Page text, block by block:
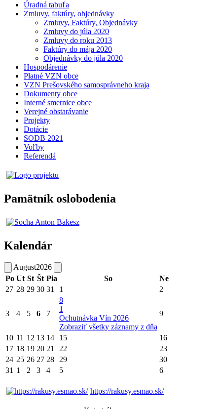
Úradná tabuľa
Zmluvy, faktúry, objednávky
Zmluvy, Faktúry, Objednávky
Zmluvy do júla 2020
Zmluvy do roku 2013
Faktúry do mája 2020
Objednávky do júla 2020
Hospodárenie
Platné VZN obce
VZN Prešovského samosprávneho kraja
Dokumenty obce
Interné smernice obce
Verejné obstarávanie
Projekty
Dotácie
SODB 2021
Voľby
Referendá
Pamätník oslobodenia
Kalendár
August2026
Po Ut St Št Pia So
Ne
27 28 29 30 31 1 2
3 4 5 6 7
8
1
Ochutnávka Vín 2026
Zobraziť všetky záznamy z dňa
9
10 11 12 13 14 15
16
17 18 19 20 21 22
23
24 25 26 27 28 29
30
31 1 2 3 4 5 6
https://rakusy.esmao.sk/